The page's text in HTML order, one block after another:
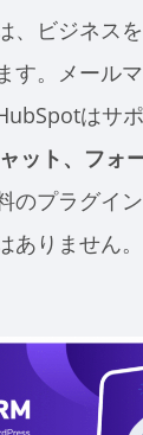
、ビジネス
す。メール
はサ
ット、フォ
のプラグイ
ありません。